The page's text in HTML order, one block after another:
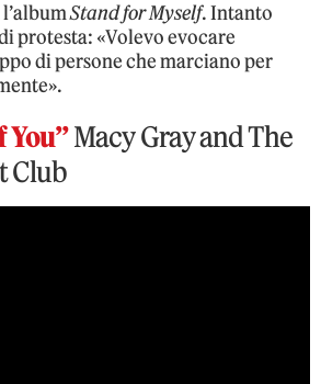
Stand for Myself. Intanto
protesta: «Volevo evocare
di persone che marciano per
You”Macy Gray and The
Club